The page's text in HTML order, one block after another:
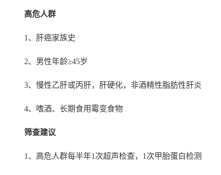
高危人群
1 、肝癌家族史
2、男性年龄≥45岁
3、慢性乙肝或丙肝，肝硬化，非酒精性脂肪性肝炎
4、嗜酒、长期食用霉变食物
筛查建议
1 、高危人群每半年1 次超声检查， 1 次甲胎蛋白检测